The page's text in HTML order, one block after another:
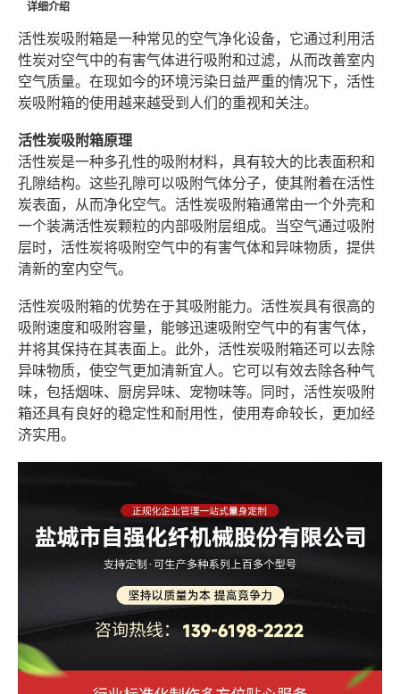
详细介绍
活性炭吸附箱是一种常见的空气净化设备，它通过利用活
性炭对空气中的有害气体进行吸附和过滤，从而改善室内
空气质量。在现如今的环境污染日益严重的情况下，活性
炭吸附箱的使用越来越受到人们的重视和关注。
活性炭吸附箱原理
活性炭是一种多孔性的吸附材料，具有较大的比表面积和
孔隙结构。这些孔隙可以吸附气体分子，使其附着在活性
炭表面，从而净化空气。活性炭吸附箱通常由一个外壳和
一个装满活性炭颗粒的内部吸附层组成。当空气通过吸附
层时，活性炭将吸附空气中的有害气体和异味物质，提供
清新的室内空气。
活性炭吸附箱的优势在于其吸附能力。活性炭具有很高的
吸附速度和吸附容量，能够迅速吸附空气中的有害气体，
并将其保持在其表面上。此外，活性炭吸附箱还可以去除
异味物质，使空气更加清新宜人。它可以有效去除各种气
味，包括烟味、厨房异味、宠物味等。同时，活性炭吸附
箱还具有良好的稳定性和耐用性，使用寿命较长，更加经
济实用。